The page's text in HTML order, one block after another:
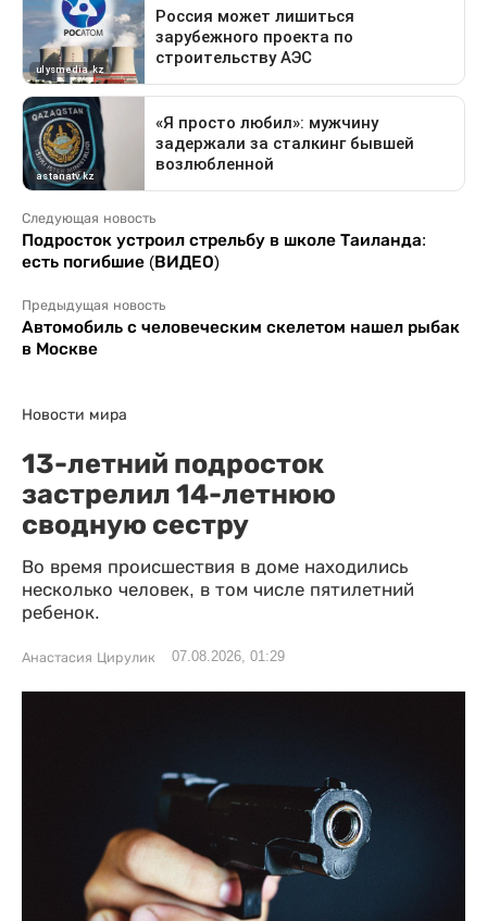
Следующая новость
Подросток устроил стрельбу в школе Таиланда:
есть погибшие (ВИДЕО)
Предыдущая новость
Автомобиль с человеческим скелетом нашел рыбак
в Москве
Новости мира
13-летний подросток
застрелил 14-летнюю
сводную сестру
Во время происшествия в доме находились
несколько человек, в том числе пятилетний
ребенок.
Анастасия Цирулик 07.08.2026, 01:29